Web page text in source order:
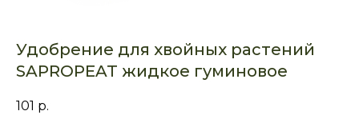
Удобрение для хвойных растений
SAPROPEAT жидкое гуминовое
101 р.